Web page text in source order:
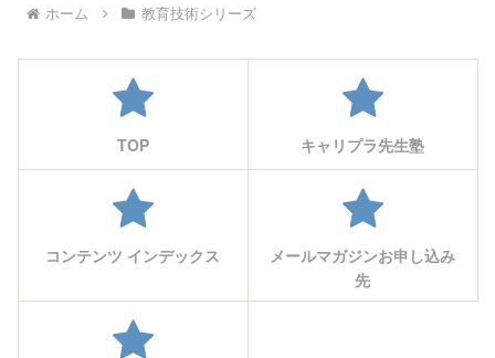
ホーム 教育技術シリーズ
TOP キャリプラ先生塾
コンテンツ インデックス
メールマガジンお申し込み
先